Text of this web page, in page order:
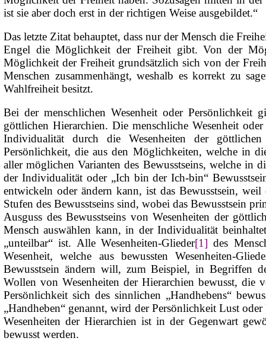
ist sie aber doch erst in der richtigen Weise ausgebildet.“
Das letzte Zitat behauptet, dass nur der Mensch die
Engel die Möglichkeit der Freiheit gibt. Von der
Möglichkeit der Freiheit grundsätzlich sich von der
Menschen zusammenhängt, weshalb es korrekt zu
Wahlfreiheit besitzt.
Bei der menschlichen Wesenheit oder Persönlichkeit
göttlichen Hierarchien. Die menschliche Wesenheit
Individualität durch die Wesenheiten der
Persönlichkeit, die aus den Möglichkeiten, welche in
aller möglichen Varianten des Bewusstseins, welche in
der Individualität oder „Ich bin der Ich-bin“
entwickeln oder ändern kann, ist das Bewusstsein,
Stufen des Bewusstseins sind, wobei das Bewusstsein
Ausguss des Bewusstseins von Wesenheiten der
Mensch auswählen kann, in der Individualität
„unteilbar“ ist. Alle Wesenheiten-Glieder[1] des
Wesenheit, welche aus bewussten Wesenheiten-
Bewusstsein ändern will, zum Beispiel, in Begriffen
Wollen von Wesenheiten der Hierarchien bewusst, die
Persönlichkeit sich des sinnlichen „Handhebens“
„Handheben“ genannt, wird der Persönlichkeit Lust
Wesenheiten der Hierarchien ist in der Gegenwart
bewusst werden.